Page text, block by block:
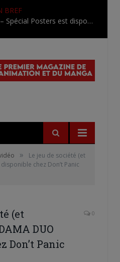
BREF
L’AnimeLand Hors-Série – Spécial Posters est disponible !
»
Le jeu de société (et
chez Don’t Panic
(et
DUO
Don’t Panic
0